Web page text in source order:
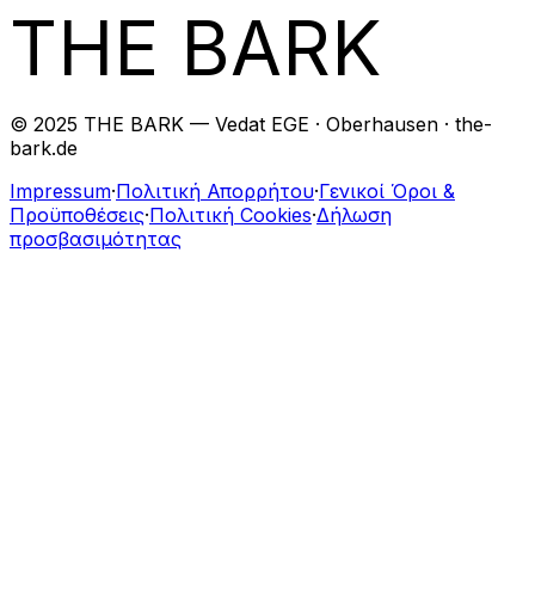
THE BARK
© 2025 THE BARK — Vedat EGE · Oberhausen · the-
bark.de
Impressum·Πολιτική Απορρήτου·Γενικοί Όροι &
Προϋποθέσεις·Πολιτική Cookies·Δήλωση
προσβασιμότητας